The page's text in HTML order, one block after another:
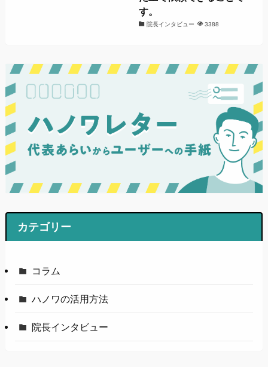
す。
院長インタビュー 3388
カテゴリー
コラム
ハノワの活用方法
院長インタビュー